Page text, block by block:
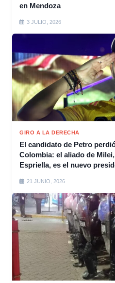
en Mendoza
3 JULIO, 2026
GIRO A LA DERECHA
El candidato de Petro
Colombia: el aliado de
Espriella, es el nuevo
21 JUNIO, 2026